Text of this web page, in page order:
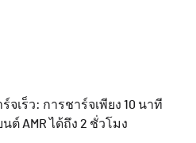
เร็ว: การชาร์จเพียง 10 นาที
AMR ได้ถึง 2 ชั่วโมง